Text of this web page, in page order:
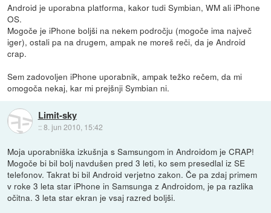
Android je uporabna platforma, kakor tudi Symbian, WM ali iPhone
OS.
Mogoče je iPhone boljši na nekem področju (mogoče ima največ
iger), ostali pa na drugem, ampak ne moreš reči, da je Android
crap.
Sem zadovoljen iPhone uporabnik, ampak težko rečem, da mi
omogoča nekaj, kar mi prejšnji Symbian ni.
Limit-sky
::8. jun 2010, 15:42
Moja uporabniška izkušnja s Samsungom in Androidom je CRAP!
Mogoče bi bil bolj navdušen pred 3 leti, ko sem presedlal iz SE
telefonov. Takrat bi bil Android verjetno zakon. Če pa zdaj primem
v roke 3 leta star iPhone in Samsunga z Androidom, je pa razlika
očitna. 3 leta star ekran je vsaj razred boljši.